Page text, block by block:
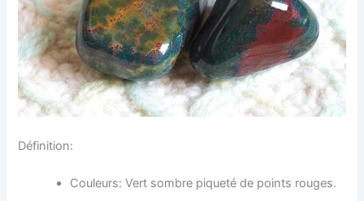
Définition:
Couleurs: Vert sombre piqueté de points rouges.